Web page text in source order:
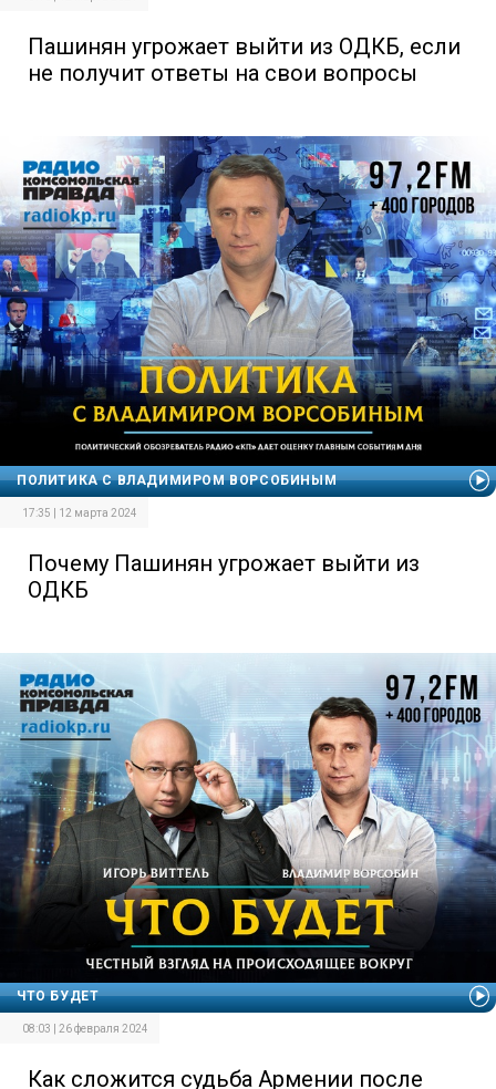
Пашинян угрожает выйти из ОДКБ, если
не получит ответы на свои вопросы
ПОЛИТИКА С ВЛАДИМИРОМ ВОРСОБИНЫМ
17:35 | 12 марта 2024
Почему Пашинян угрожает выйти из
ОДКБ
ЧТО БУДЕТ
08:03 | 26 февраля 2024
Как сложится судьба Армении после